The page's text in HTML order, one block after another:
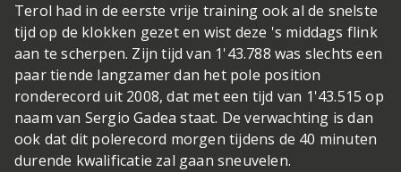
Terol had in de eerste vrije training ook al de snelste
tijd op de klokken gezet en wist deze 's middags flink
aan te scherpen. Zijn tijd van 1'43.788 was slechts een
paar tiende langzamer dan het pole position
ronderecord uit 2008, dat met een tijd van 1'43.515 op
naam van Sergio Gadea staat. De verwachting is dan
ook dat dit polerecord morgen tijdens de 40 minuten
durende kwalificatie zal gaan sneuvelen.